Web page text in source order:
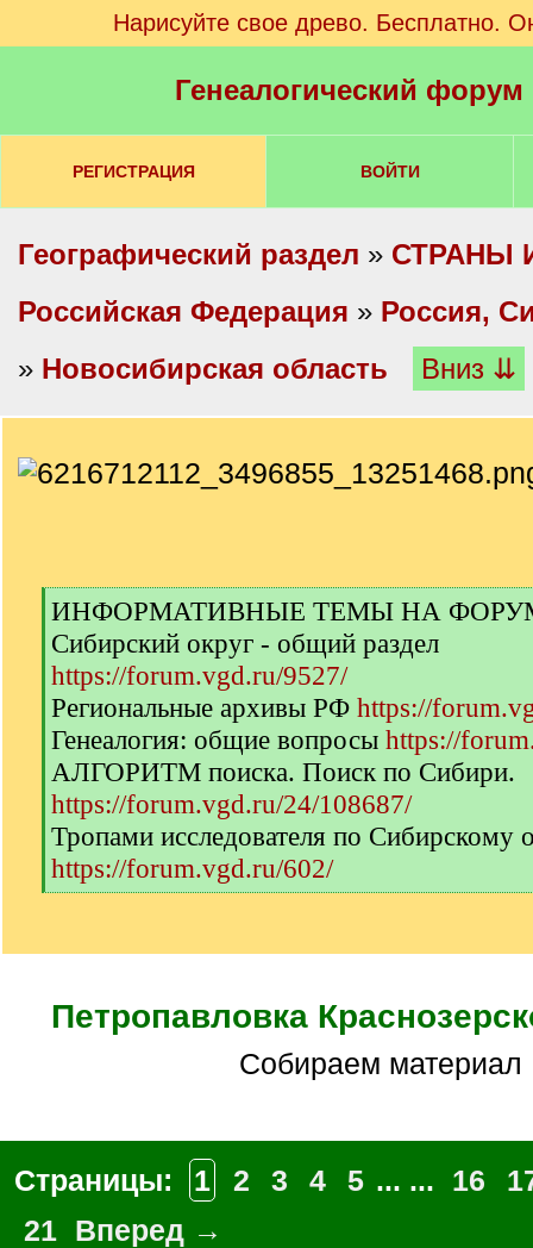
Нарисуйте свое древо. Бесплатно.
Генеалогический
РЕГИСТРАЦИЯ ВОЙТИ
Географический раздел » СТРАНЫ
Российская Федерация » Россия,
» Новосибирская область Вниз ⇊
[
q
]
ИНФОРМАТИВНЫЕ ТЕМЫ НА
Сибирский округ - общий раздел
https://forum.vgd.ru/9527/
Региональные архивы РФ https://
Генеалогия: общие вопросы https://
АЛГОРИТМ поиска. Поиск по Сибири.
https://forum.vgd.ru/24/108687/
Тропами исследователя по Сибирскому
https://forum.vgd.ru/602/
[
]
Петропавловка
Собираем материал
Страницы: 1 2 3 4 5 ... ... 16
21 Вперед →